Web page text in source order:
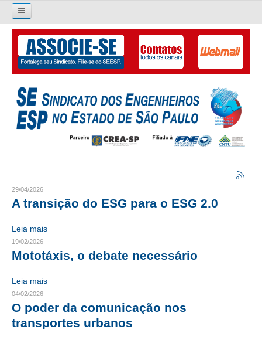
Pesquisar...
O SINDICATO
APRESENTAÇÃO
PALAVRA DO PRESIDENTE
LIVRO GESTÃO 2026-2029
SUBSEDES SINDICAIS
ORGANOGRAMA
CRESCE BRASIL
CONSELHO TECNOLÓGICO
HISTÓRICO E ATUAÇÃO
29/04/2026
A transição do ESG para o ESG 2.0
Leia mais
19/02/2026
Mototáxis, o debate necessário
Leia mais
04/02/2026
O poder da comunicação nos
transportes urbanos